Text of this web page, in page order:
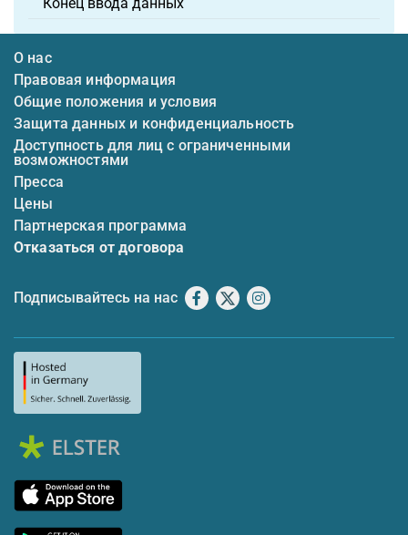
О нас
Правовая информация
Общие положения и условия
Защита данных и конфиденциальность
Доступность для лиц с ограниченными
возможностями
Пресса
Цены
Партнерская программа
Отказаться от договора
Подписывайтесь на нас Facebook
X Instagram